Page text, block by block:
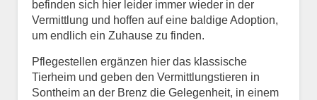
befinden sich hier leider immer wieder in der
Vermittlung und hoffen auf eine baldige Adoption,
um endlich ein Zuhause zu finden.
Pflegestellen ergänzen hier das klassische
Tierheim und geben den Vermittlungstieren in
Sontheim an der Brenz die Gelegenheit, in einem